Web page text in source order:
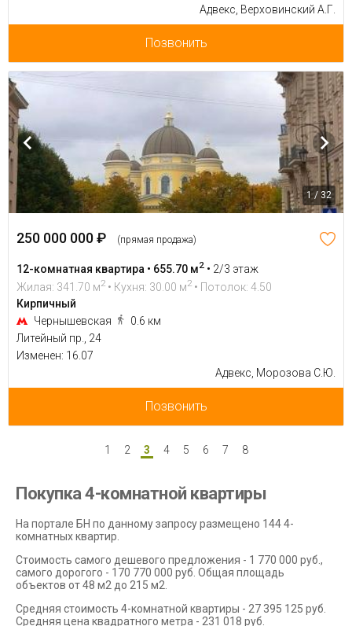
Адвекс, Верховинский А.Г.
Позвонить
1 / 32
250 000 000 ₽ (прямая продажа)
12-комнатная квартира • 655.70 м2 • 2/3 этаж
Жилая: 341.70 м2 • Кухня: 30.00 м2 • Потолок: 4.50
Кирпичный
Чернышевская
0.6 км
Литейный пр., 24
Изменен: 16.07
Адвекс, Морозова С.Ю.
Позвонить
1 2 3 4 5 6 7 8
Покупка 4-комнатной квартиры
На портале БН по данному запросу размещено 144 4-
комнатных квартир.
Стоимость самого дешевого предложения - 1 770 000 руб.,
самого дорогого - 170 770 000 руб. Общая площадь
объектов от 48 м2 до 215 м2.
Средняя стоимость 4-комнатной квартиры - 27 395 125 руб.
Средняя цена квадратного метра - 231 018 руб.